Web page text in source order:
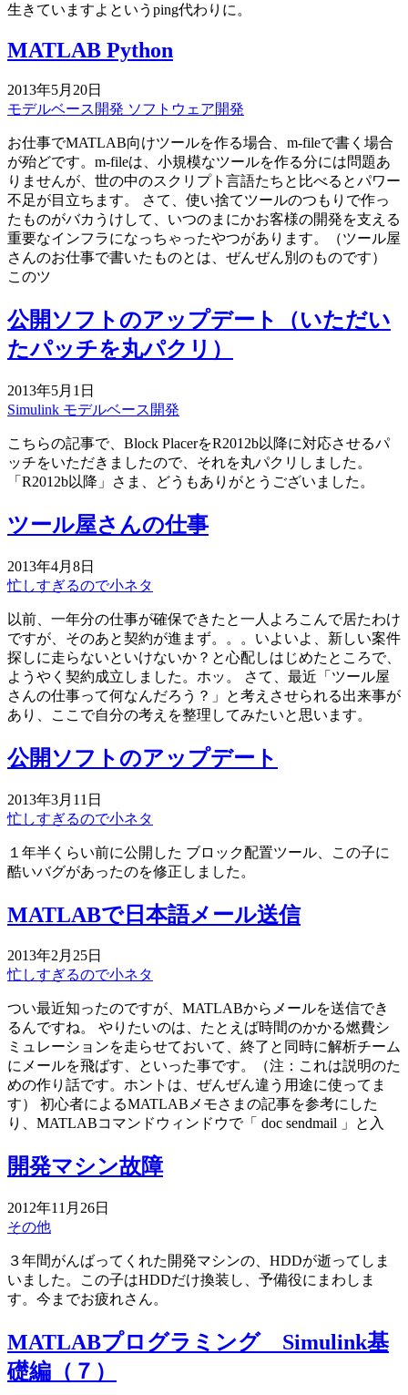
生きていますよというping代わりに。
MATLAB Python
2013年5月20日
モデルベース開発 ソフトウェア開発
お仕事でMATLAB向けツールを作る場合、m-fileで書く場合
が殆どです。m-fileは、小規模なツールを作る分には問題あ
りませんが、世の中のスクリプト言語たちと比べるとパワー
不足が目立ちます。 さて、使い捨てツールのつもりで作っ
たものがバカうけして、いつのまにかお客様の開発を支える
重要なインフラになっちゃったやつがあります。（ツール屋
さんのお仕事で書いたものとは、ぜんぜん別のものです）
このツ
公開ソフトのアップデート（いただい
たパッチを丸パクリ）
2013年5月1日
Simulink モデルベース開発
こちらの記事で、Block PlacerをR2012b以降に対応させるパ
ッチをいただきましたので、それを丸パクリしました。
「R2012b以降」さま、どうもありがとうございました。
ツール屋さんの仕事
2013年4月8日
忙しすぎるので小ネタ
以前、一年分の仕事が確保できたと一人よろこんで居たわけ
ですが、そのあと契約が進まず。。。いよいよ、新しい案件
探しに走らないといけないか？と心配しはじめたところで、
ようやく契約成立しました。ホッ。 さて、最近「ツール屋
さんの仕事って何なんだろう？」と考えさせられる出来事が
あり、ここで自分の考えを整理してみたいと思います。
公開ソフトのアップデート
2013年3月11日
忙しすぎるので小ネタ
１年半くらい前に公開した ブロック配置ツール、この子に
酷いバグがあったのを修正しました。
MATLABで日本語メール送信
2013年2月25日
忙しすぎるので小ネタ
つい最近知ったのですが、MATLABからメールを送信でき
るんですね。 やりたいのは、たとえば時間のかかる燃費シ
ミュレーションを走らせておいて、終了と同時に解析チーム
にメールを飛ばす、といった事です。（注：これは説明のた
めの作り話です。ホントは、ぜんぜん違う用途に使ってま
す） 初心者によるMATLABメモさまの記事を参考にした
り、MATLABコマンドウィンドウで「 doc sendmail 」と入
開発マシン故障
2012年11月26日
その他
３年間がんばってくれた開発マシンの、HDDが逝ってしま
いました。この子はHDDだけ換装し、予備役にまわしま
す。今までお疲れさん。
MATLABプログラミング Simulink基
礎編（７）